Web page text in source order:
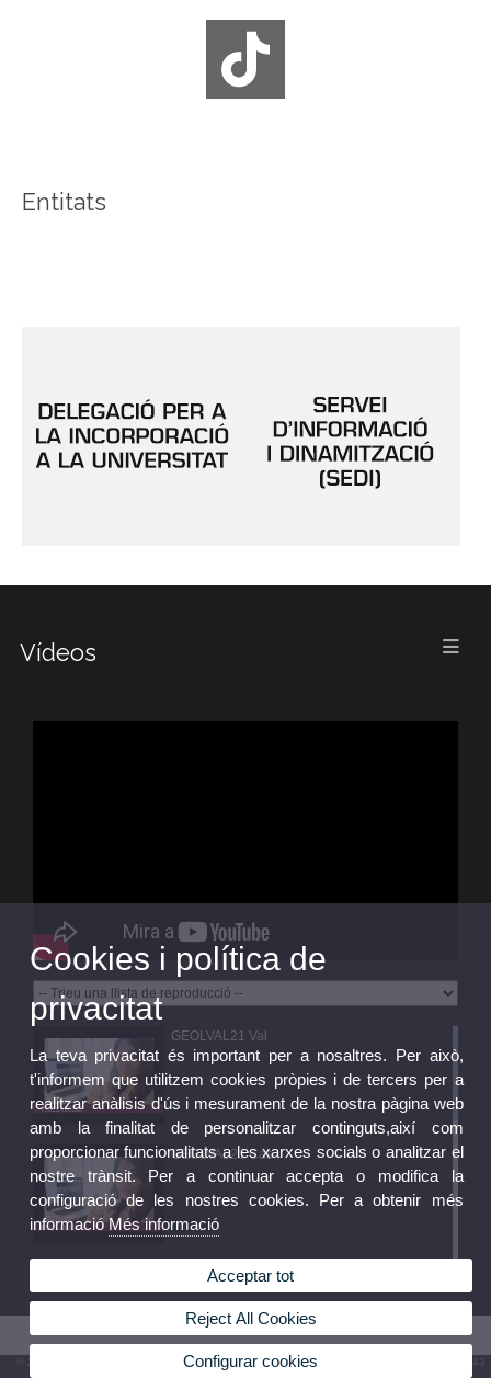
Entitats
Vídeos
GEOLVAL21 Val
GEOLVAL21 Cas
Olimpiada Biologia Valencia 2021
© 2026 UV. - Av. Vicent Andrés Estellés, 19, 46100 Burjassot. Espanya. Tel. (+34) 96 354 43
Cookies i política de
privacitat
La teva privacitat és important per a nosaltres. Per això,
t'informem que utilitzem cookies pròpies i de tercers per a
realitzar anàlisis d'ús i mesurament de la nostra pàgina web
amb la finalitat de personalitzar continguts,així com
proporcionar funcionalitats a les xarxes socials o analitzar el
nostre trànsit. Per a continuar accepta o modifica la
configuració de les nostres cookies. Per a obtenir més
informacióMés informació
Acceptar tot
Reject All Cookies
Configurar cookies